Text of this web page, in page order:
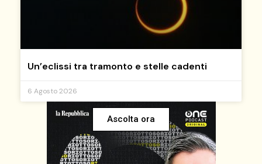
Un’eclissi tra tramonto e stelle cadenti
6 Agosto 2026
Ascolta ora